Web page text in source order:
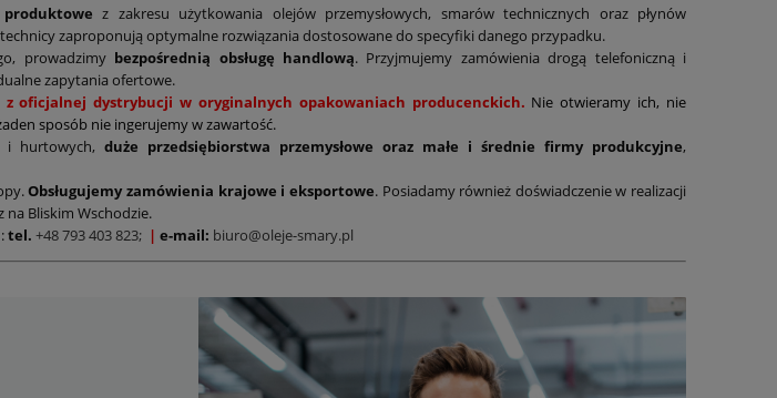
z zakresu użytkowania olejów przemysłowych, smarów technicznych oraz płynów
zaproponują optymalne rozwiązania dostosowane do specyfiki danego przypadku.
prowadzimy bezpośrednią obsługę handlową. Przyjmujemy zamówienia drogą telefoniczną i
zapytania ofertowe.
z oficjalnej dystrybucji w oryginalnych opakowaniach producenckich. Nie otwieramy ich, nie
sposób nie ingerujemy w zawartość.
i hurtowych, duże przedsiębiorstwa przemysłowe oraz małe i średnie firmy produkcyjne,
Obsługujemy zamówienia krajowe i eksportowe. Posiadamy również doświadczenie w realizacji
Bliskim Wschodzie.
:tel. +48 793 403 823; | e-mail: biuro@oleje-smary.pl